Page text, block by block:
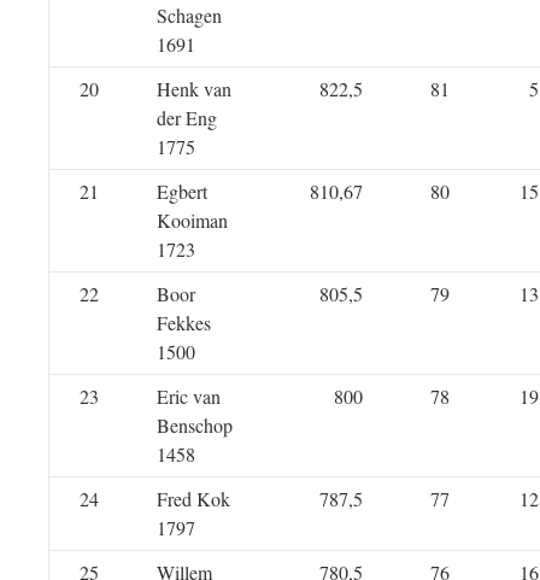
Schagen
1691
20
Henk van
der Eng
1775
822,5 81 5
21
Egbert
Kooiman
1723
810,67 80 15
22
Boor
Fekkes
1500
805,5 79 13
23
Eric van
Benschop
1458
800 78 19
24
Fred Kok
1797
787,5 77 12
25
Willem
780,5 76 16